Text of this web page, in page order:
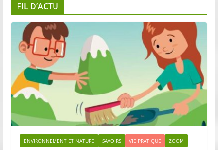
FIL D’ACTU
ENVIRONNEMENT ET NATURE SAVOIRS VIE PRATIQUE ZOOM